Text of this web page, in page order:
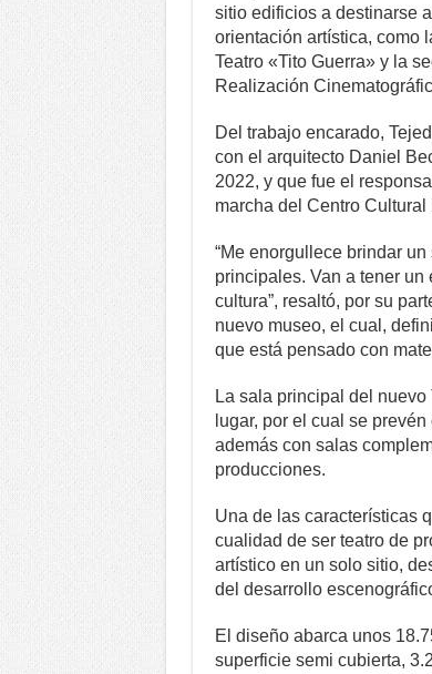
sitio edificios a destinarse
orientación artística, como
Teatro «Tito Guerra» y la
Realización
Del trabajo encarado,
con el arquitecto Daniel
2022, y que fue el
marcha del Centro
“Me enorgullece brindar
principales. Van a tener
cultura”, resaltó, por su
nuevo museo, el cual,
que está pensado con
La sala principal del
lugar, por el cual se
además con salas
producciones.
Una de las características
cualidad de ser teatro de
artístico en un solo sitio,
del desarrollo
El diseño abarca unos
superficie semi cubierta,